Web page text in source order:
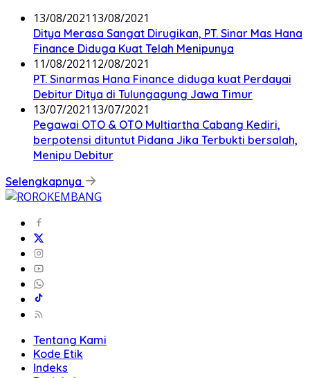
13/08/2021 13/08/2021
Ditya Merasa Sangat Dirugikan, PT. Sinar Mas Hana
Finance Diduga Kuat Telah Menipunya
11/08/2021 12/08/2021
PT. Sinarmas Hana Finance diduga kuat Perdayai
Debitur Ditya di Tulungagung Jawa Timur
13/07/2021 13/07/2021
Pegawai OTO & OTO Multiartha Cabang Kediri,
berpotensi dituntut Pidana Jika Terbukti bersalah,
Menipu Debitur
Selengkapnya
Tentang Kami
Kode Etik
Indeks